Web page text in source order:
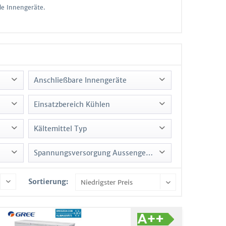
Innengeräte.
Anschließbare Innengeräte
4
Einsatzbereich Kühlen
-10 bis +43 (°C)
-10 bis +48 (°C)
-15 bis +46 (°C)
-15 bis +48 (°C)
Kältemittel Typ
R32
R410A
Spannungsversorgung Aussengerät
Sortierung: